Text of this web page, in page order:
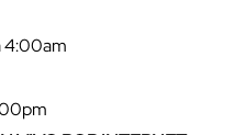
4:00am